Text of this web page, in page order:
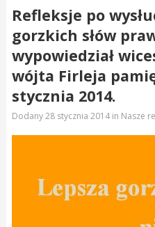
Refleksje po
gorzkich słów
wypowiedział
wójta Firleja
stycznia 2014.
Dodany28 stycznia 2014in Nasze